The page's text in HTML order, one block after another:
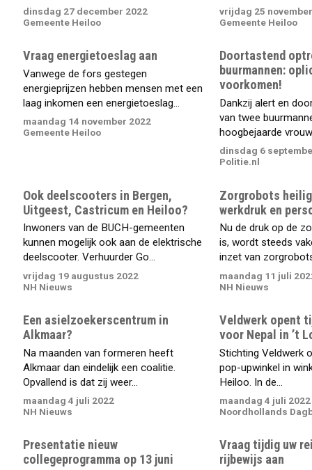
dinsdag 27 december 2022
Gemeente Heiloo
vrijdag 25
Gemeente Heiloo
Vraag energietoeslag aan
Vanwege de fors gestegen
energieprijzen hebben mensen met een
laag inkomen een energietoeslag...
maandag 14 november 2022
Gemeente Heiloo
Doortastend
buurmannen:
voorkomen!
Dankzij alert en
van twee
hoogbejaarde
dinsdag 6
Politie.nl
Ook deelscooters in Bergen,
Uitgeest, Castricum en Heiloo?
Inwoners van de BUCH-gemeenten
kunnen mogelijk ook aan de elektrische
deelscooter. Verhuurder Go...
vrijdag 19 augustus 2022
NH Nieuws
Zorgrobots
werkdruk en
Nu de druk op de
is, wordt steeds
inzet van
maandag 11 juli
NH Nieuws
Een asielzoekerscentrum in
Alkmaar?
Na maanden van formeren heeft
Alkmaar dan eindelijk een coalitie.
Opvallend is dat zij weer...
maandag 4 juli 2022
NH Nieuws
Veldwerk opent
voor Nepal in ’t
Stichting Veldwerk
pop-upwinkel in
Heiloo. In de...
maandag 4 juli 2022
Noordhollands
Presentatie nieuw
collegeprogramma op 13 juni
Vraag tijdig uw
rijbewijs aan